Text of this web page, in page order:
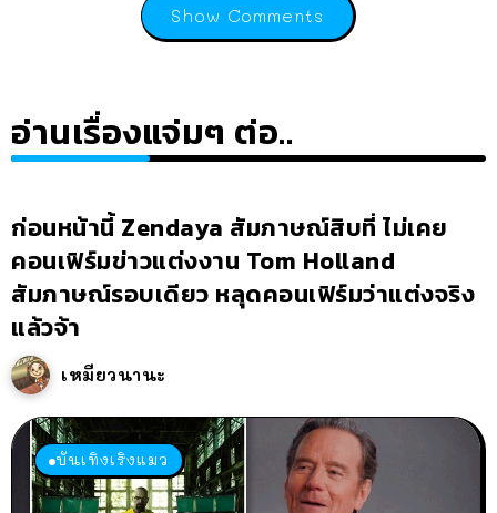
Show Comments
อ่านเรื่องแจ่มๆ ต่อ..
ก่อนหน้านี้ Zendaya สัมภาษณ์สิบที่ ไม่เคย
คอนเฟิร์มข่าวแต่งงาน Tom Holland
สัมภาษณ์รอบเดียว หลุดคอนเฟิร์มว่าแต่งจริง
แล้วจ้า
เหมียวนานะ
บันเทิงเริงแมว